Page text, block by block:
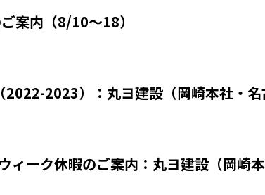
案内（8/10～18）
2023）：丸ヨ建設（岡崎本社・名
ィーク休暇のご案内：丸ヨ建設（岡崎本